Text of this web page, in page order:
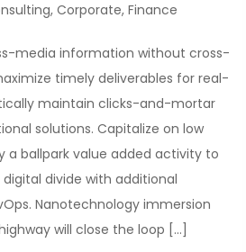
, Corporate, Finance
media information without cross-
timely deliverables for real-
maintain clicks-and-mortar
solutions. Capitalize on low
a ballpark value added activity to
divide with additional
Nanotechnology immersion
will close the loop […]